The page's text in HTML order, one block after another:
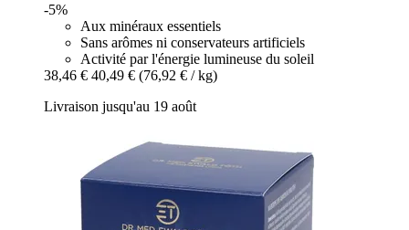
-5%
Aux minéraux essentiels
Sans arômes ni conservateurs artificiels
Activité par l'énergie lumineuse du soleil
38,46 € 40,49 € (76,92 € / kg)
Livraison jusqu'au 19 août